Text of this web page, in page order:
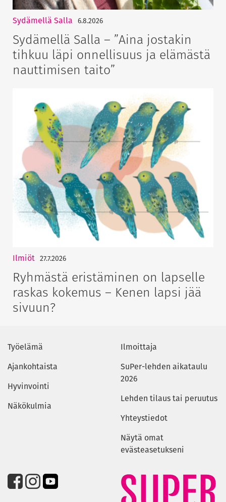
Sydämellä Salla 6.8.2026
Sydämellä Salla – ”Aina jostakin
tihkuu läpi onnellisuus ja elämästä
nauttimisen taito”
Ilmiöt 27.7.2026
Ryhmästä eristäminen on lapselle
raskas kokemus – Kenen lapsi jää
sivuun?
Työelämä
Ajankohtaista
Hyvinvointi
Näkökulmia
Ilmoittaja
SuPer-lehden aikataulu
2026
Lehden tilaus tai peruutus
Yhteystiedot
Näytä omat
evästeasetukseni